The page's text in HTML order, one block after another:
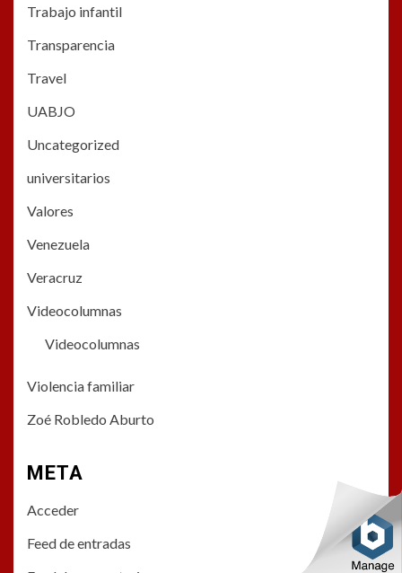
Trabajo infantil
Transparencia
Travel
UABJO
Uncategorized
universitarios
Valores
Venezuela
Veracruz
Videocolumnas
Videocolumnas
Violencia familiar
Zoé Robledo Aburto
META
Acceder
Feed de entradas